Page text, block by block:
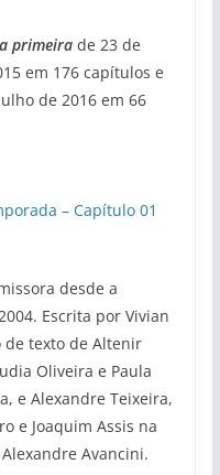
a primeirade 23 de
em 176 capítulos e
de 2016 em 66
– Capítulo 01
desde a
Escrita por Vivian
de texto de Altenir
Oliveira e Paula
e Alexandre Teixeira,
e Joaquim Assis na
Avancini.